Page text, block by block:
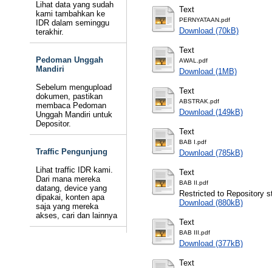
Lihat data yang sudah
kami tambahkan ke
IDR dalam seminggu
terakhir.
Pedoman Unggah
Mandiri
Sebelum mengupload
dokumen, pastikan
membaca Pedoman
Unggah Mandiri untuk
Depositor.
Traffic Pengunjung
Lihat traffic IDR kami.
Dari mana mereka
datang, device yang
dipakai, konten apa
saja yang mereka
akses, cari dan lainnya
Text
PERNYATAAN.pdf
Download (70kB)
Text
AWAL.pdf
Download (1MB)
Text
ABSTRAK.pdf
Download (149kB)
Text
BAB I.pdf
Download (785kB)
Text
BAB II.pdf
Restricted to Repository
Download (880kB)
Text
BAB III.pdf
Download (377kB)
Text